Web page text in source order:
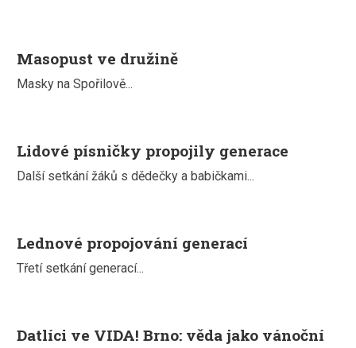
Masopust ve družině
Masky na Spořilově...
Lidové písničky propojily generace
Další setkání žáků s dědečky a babičkami...
Lednové propojování generací
Třetí setkání generací...
Datlíci ve VIDA! Brno: věda jako vánoční